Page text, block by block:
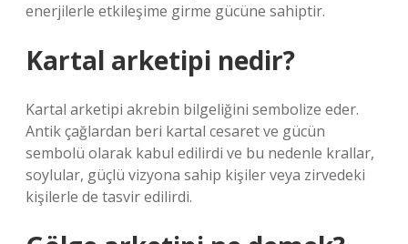
enerjilerle etkileşime girme gücüne sahiptir.
Kartal arketipi nedir?
Kartal arketipi akrebin bilgeliğini sembolize eder.
Antik çağlardan beri kartal cesaret ve gücün
sembolü olarak kabul edilirdi ve bu nedenle krallar,
soylular, güçlü vizyona sahip kişiler veya zirvedeki
kişilerle de tasvir edilirdi.